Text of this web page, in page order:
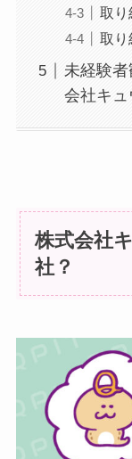
取
取
未経験
会社キ
株式会社
社？